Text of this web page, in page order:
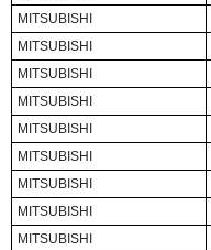
MITSUBISHI
MITSUBISHI
MITSUBISHI
MITSUBISHI
MITSUBISHI
MITSUBISHI
MITSUBISHI
MITSUBISHI
MITSUBISHI